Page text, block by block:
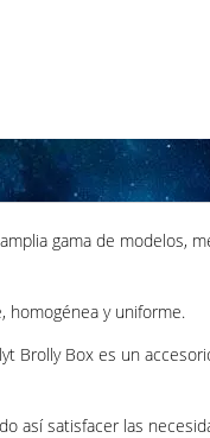
gama de modelos,
homogénea y uniforme.
Brolly Box es un
así satisfacer las